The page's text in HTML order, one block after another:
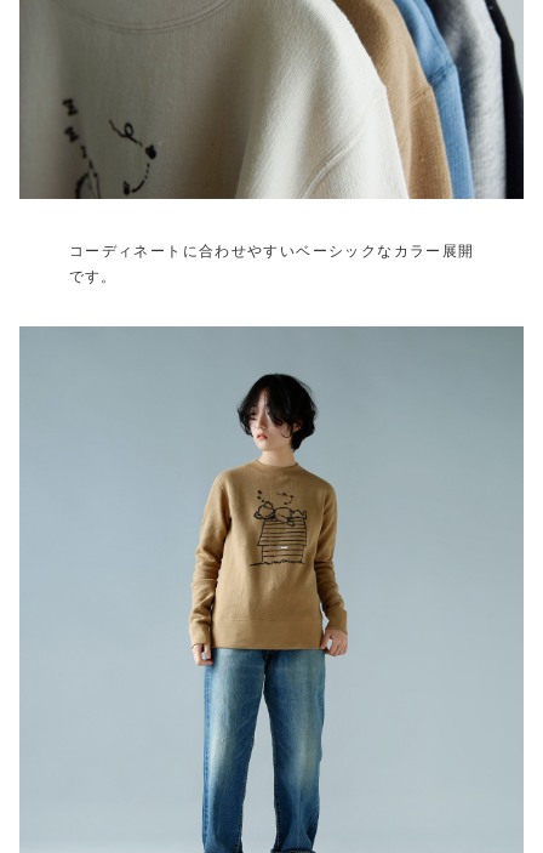
コーディネートに合わせやすいベーシックなカラー展開
です。